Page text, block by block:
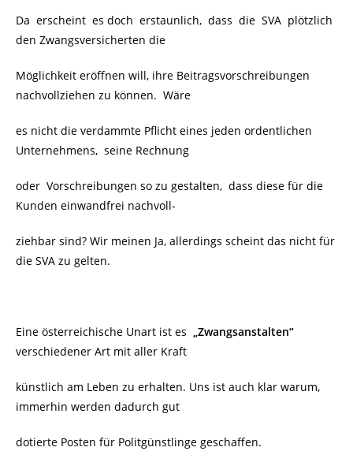
Da erscheint es doch erstaunlich, dass die SVA plötzlich
den Zwangsversicherten die
Möglichkeit eröffnen will, ihre Beitragsvorschreibungen
nachvollziehen zu können. Wäre
es nicht die verdammte Pflicht eines jeden ordentlichen
Unternehmens, seine Rechnung
oder Vorschreibungen so zu gestalten, dass diese für die
Kunden einwandfrei nachvoll-
ziehbar sind? Wir meinen Ja, allerdings scheint das nicht für
die SVA zu gelten.
Eine österreichische Unart ist es „Zwangsanstalten“
verschiedener Art mit aller Kraft
künstlich am Leben zu erhalten. Uns ist auch klar warum,
immerhin werden dadurch gut
dotierte Posten für Politgünstlinge geschaffen.